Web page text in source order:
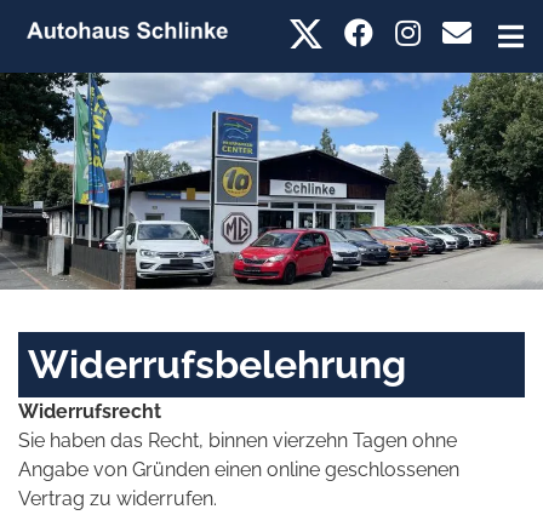
Widerrufsbelehrung
Widerrufsrecht
Sie haben das Recht, binnen vierzehn Tagen ohne
Angabe von Gründen einen online geschlossenen
Vertrag zu widerrufen.